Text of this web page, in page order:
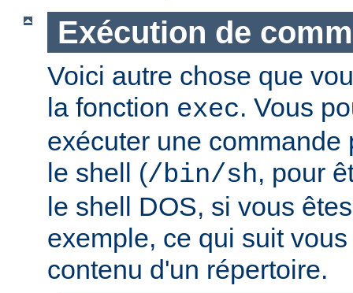
Exécution de
Voici autre chose que
la fonction exec. Vous
exécuter une commande
le shell (/bin/sh, pour
le shell DOS, si vous
exemple, ce qui suit
contenu d'un répertoire.